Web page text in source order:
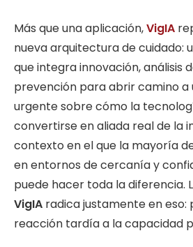
Más que una aplicación,VigIA
nueva arquitectura de cuidado:
que integra innovación, análisis
prevención para abrir camino a
urgente sobre cómo la
convertirse en aliada real de la
contexto en el que la mayoría
en entornos de cercanía y
puede hacer toda la diferencia.
VigIA radica justamente en eso:
reacción tardía a la capacidad